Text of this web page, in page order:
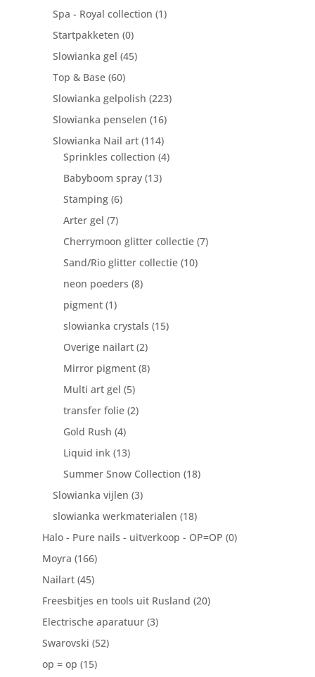
Spa - Royal collection (1)
Startpakketen (0)
Slowianka gel (45)
Top & Base (60)
Slowianka gelpolish (223)
Slowianka penselen (16)
Slowianka Nail art (114)
Sprinkles collection (4)
Babyboom spray (13)
Stamping (6)
Arter gel (7)
Cherrymoon glitter collectie (7)
Sand/Rio glitter collectie (10)
neon poeders (8)
pigment (1)
slowianka crystals (15)
Overige nailart (2)
Mirror pigment (8)
Multi art gel (5)
transfer folie (2)
Gold Rush (4)
Liquid ink (13)
Summer Snow Collection (18)
Slowianka vijlen (3)
slowianka werkmaterialen (18)
Halo - Pure nails - uitverkoop - OP=OP (0)
Moyra (166)
Nailart (45)
Freesbitjes en tools uit Rusland (20)
Electrische aparatuur (3)
Swarovski (52)
op = op (15)